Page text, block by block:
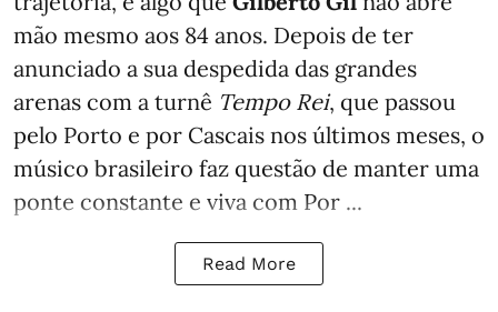
mão mesmo aos 84 anos. Depois de ter
anunciado a sua despedida das grandes
arenas com a turnê Tempo Rei, que passou
pelo Porto e por Cascais nos últimos meses, o
músico brasileiro faz questão de manter uma
ponte constante e viva com Por ...
Read More